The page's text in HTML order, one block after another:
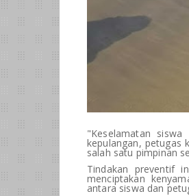
"Keselamatan
kepulangan, petugas
salah satu pimpinan
Tindakan preventif
menciptakan
antara siswa dan